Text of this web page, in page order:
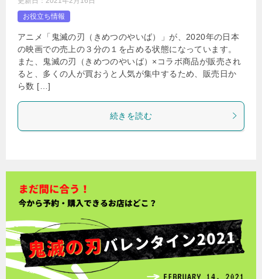
お役立ち情報
アニメ「鬼滅の刃（きめつのやいば）」が、2020年の日本
の映画での売上の３分の１を占める状態になっています。
また、鬼滅の刃（きめつのやいば）×コラボ商品が販売され
ると、多くの人が買おうと人気が集中するため、販売日か
ら数 […]
続きを読む